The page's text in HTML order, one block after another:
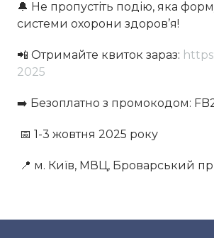
🔔 Не пропустіть подію, яка
системи охорони здоров’я!
📲️ Отримайте квиток зараз:
2025
➡️ Безоплатно з промокодом:
📅 1-3 жовтня 2025 року
📍 м. Київ, МВЦ, Броварський пр-